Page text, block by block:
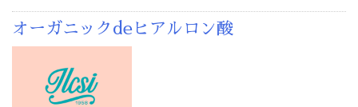
オーガニックdeヒアルロン酸